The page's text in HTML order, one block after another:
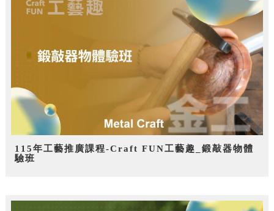
115年工藝推廣課程-Craft FUN工藝趣_鍛敲器物體
驗班